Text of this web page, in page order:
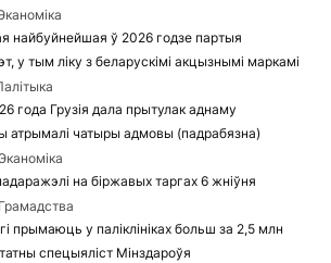
найбуйнейшая ў 2026 годзе партыя
у тым ліку з беларускімі акцызнымі маркамі
года Грузія дала прытулак аднаму
атрымалі чатыры адмовы (падрабязна)
на біржавых таргах 6 жніўня
Грамадства
прымаюць у паліклініках больш за 2,5 млн
спецыяліст Мінздароўя